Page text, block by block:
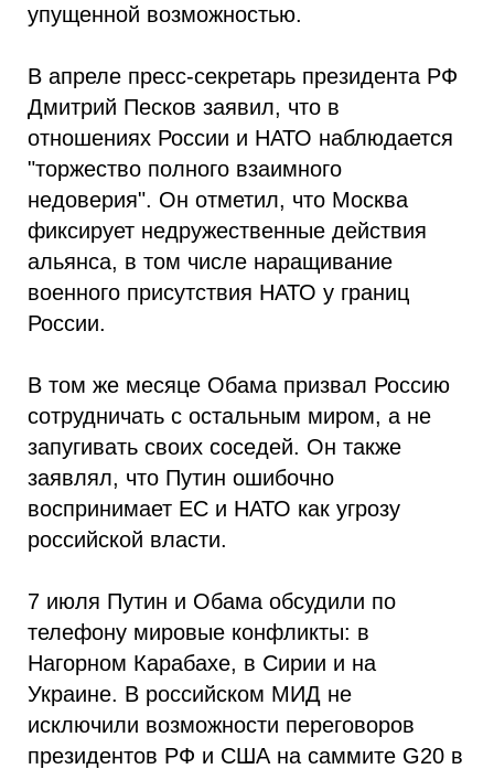
упущенной возможностью.
В апреле пресс-секретарь президента РФ
Дмитрий Песков заявил, что в
отношениях России и НАТО наблюдается
"торжество полного взаимного
недоверия". Он отметил, что Москва
фиксирует недружественные действия
альянса, в том числе наращивание
военного присутствия НАТО у границ
России.
В том же месяце Обама призвал Россию
сотрудничать с остальным миром, а не
запугивать своих соседей. Он также
заявлял, что Путин ошибочно
воспринимает ЕС и НАТО как угрозу
российской власти.
7 июля Путин и Обама обсудили по
телефону мировые конфликты: в
Нагорном Карабахе, в Сирии и на
Украине. В российском МИД не
исключили возможности переговоров
президентов РФ и США на саммите G20 в